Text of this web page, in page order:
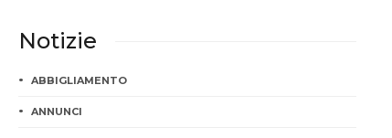
Notizie
ABBIGLIAMENTO
ANNUNCI